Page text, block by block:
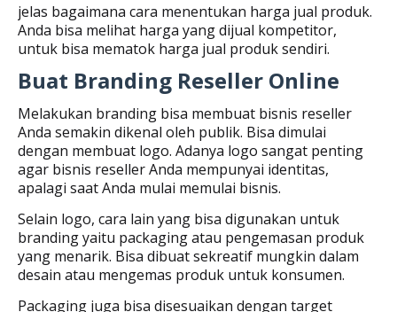
jelas bagaimana cara menentukan harga jual produk.
Anda bisa melihat harga yang dijual kompetitor,
untuk bisa mematok harga jual produk sendiri.
Buat Branding Reseller Online
Melakukan branding bisa membuat bisnis reseller
Anda semakin dikenal oleh publik. Bisa dimulai
dengan membuat logo. Adanya logo sangat penting
agar bisnis reseller Anda mempunyai identitas,
apalagi saat Anda mulai memulai bisnis.
Selain logo, cara lain yang bisa digunakan untuk
branding yaitu packaging atau pengemasan produk
yang menarik. Bisa dibuat sekreatif mungkin dalam
desain atau mengemas produk untuk konsumen.
Packaging juga bisa disesuaikan dengan target